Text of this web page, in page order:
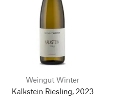
Weingut Winter
Kalkstein Riesling, 2023